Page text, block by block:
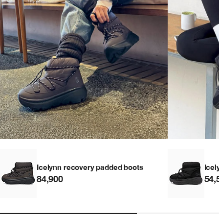
Icelynn recovery padded boots
84,900